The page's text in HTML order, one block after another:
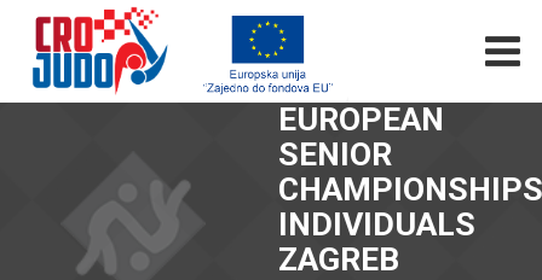
EUROPEAN
SENIOR
CHAMPIONSHIPS
INDIVIDUALS
ZAGREB